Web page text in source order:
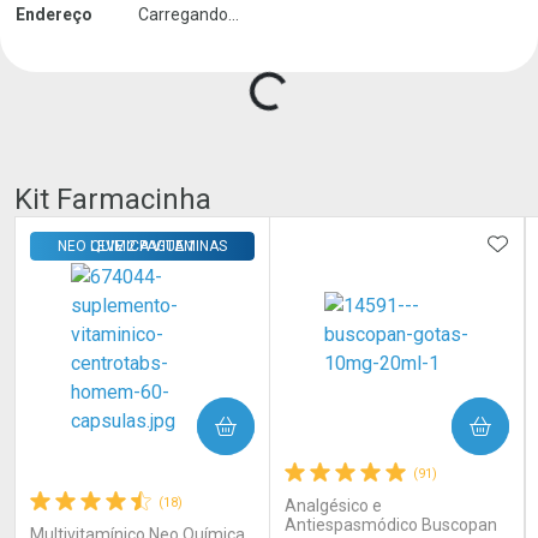
Endereço Carregando...
Carregando produtos do seller...
Kit Farmacinha
(18)
LEVE 2 PAGUE 1
NEO QUIMICA VITAMINAS
COMPRAR
(91)
Analgésico e
Antiespasmódico Buscopan
COMPRAR